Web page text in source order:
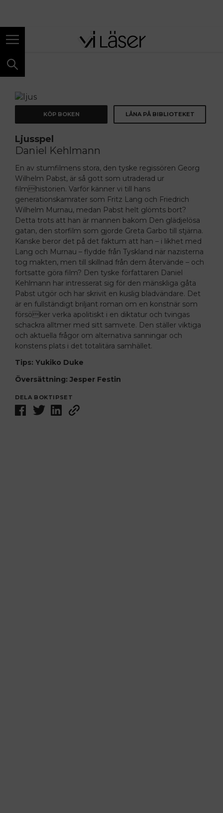
KÖP BOKEN LÅNA PÅ BIBLIOTEKET
Ljusspel
Daniel Kehlmann
En av stumfilmens stora, den tyske regissören Georg
Wilhelm Pabst, är så gott som utraderad ur
filmhistorien. Varför känner vi till hans
generationskamrater som Fritz Lang och Friedrich
Wilhelm Murnau, medan Pabst helt glömts bort?
Detta trots att han är mannen bakom Den glädjelösa
gatan, den storfilm som gjorde Greta Garbo till stjärna.
Kanske beror det på det faktum att han – i likhet med
Lang och Murnau – flydde från Tyskland när nazisterna
tog makten, men till skillnad från dem återvände – och
fortsatte göra film? Den tyske författaren Daniel
Kehlmann har intresserat sig för den mänskliga gåta
Pabst utgör och har skrivit en kuslig bladvändare. Det
är en fullständigt briljant roman om en konstnär som
försöker verka apolitiskt i en diktatur och tvingas
schackra alltmer med sitt samvete. Den ställer viktiga
och aktuella frågor om alternativa sanningar och
konstens plats i det totalitära samhället.
Tips: Yukiko Duke
Översättning: Jesper Festin
DELA BOKTIPSET